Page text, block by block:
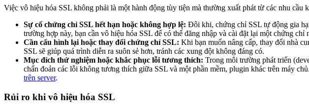
Việc vô hiệu hóa SSL không phải là một hành động tùy tiện mà thường xuất phát từ các nhu
Sự cố chứng chỉ SSL hết hạn hoặc không hợp lệ: Đôi khi, chứng chỉ SSL tự động gia
trường hợp này, bạn cần vô hiệu hóa SSL để có thể đăng nhập và cài đặt lại một chứng chỉ
Cần cấu hình lại hoặc thay đổi chứng chỉ SSL: Khi bạn muốn nâng cấp, thay đổi nhà
SSL sẽ giúp quá trình diễn ra suôn sẻ hơn, tránh các xung đột không đáng có.
Mục đích thử nghiệm hoặc khắc phục lỗi tương thích: Trong môi trường phát triển
chẩn đoán các lỗi không tương thích giữa SSL và một phần mềm, plugin khác trên máy
trên server.
Rủi ro khi vô hiệu hóa SSL